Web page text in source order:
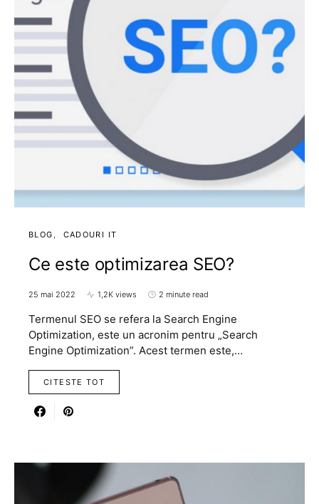
BLOG CADOURI IT
Ce este optimizarea SEO?
25 mai 2022 1,2K views 2 minute read
Termenul SEO se refera la Search Engine
Optimization, este un acronim pentru „Search
Engine Optimization”. Acest termen este,…
CITESTE TOT